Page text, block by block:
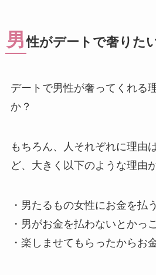
男 性がデートで奢りた
デートで男性が奢ってくれる
か？
もちろん、人それぞれに理由
ど、大きく以下のような理由
・男たるもの女性にお金を払
・男がお金を払わないとかっ
・楽しませてもらったからお